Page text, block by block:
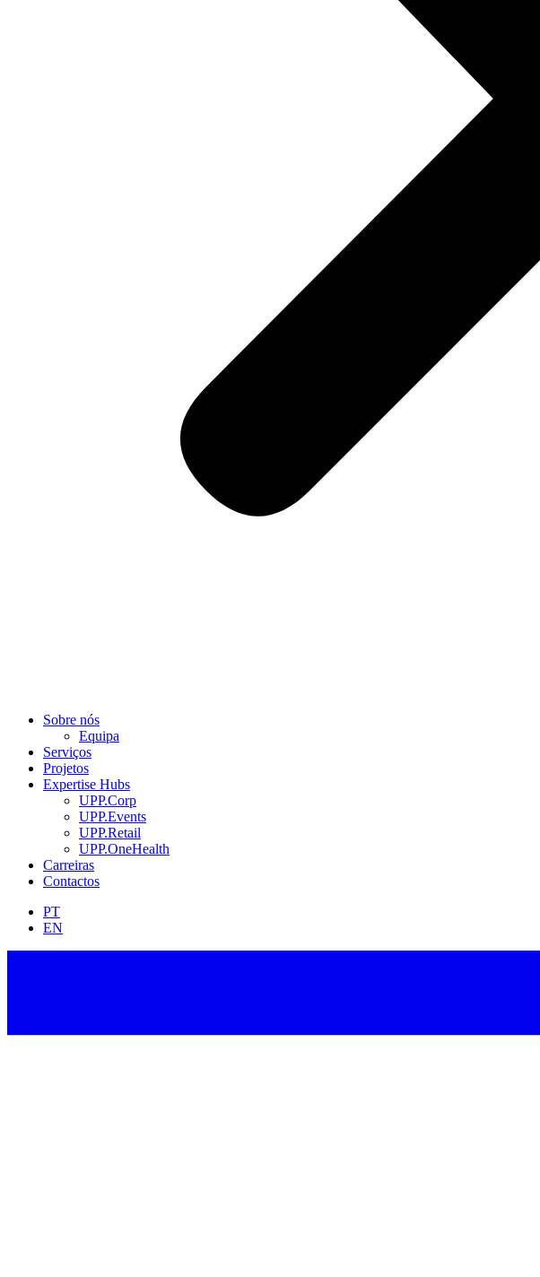
Sobre nós
Equipa
Serviços
Projetos
Expertise Hubs
UPP.Corp
UPP.Events
UPP.Retail
UPP.OneHealth
Carreiras
Contactos
PT
EN